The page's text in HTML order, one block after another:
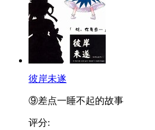
彼岸未遂
⑨差点一睡不起的故事
评分: